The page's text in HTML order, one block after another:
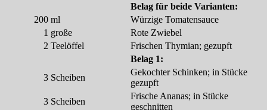
Belag für beide Varianten:
200 ml
Würzige Tomatensauce
1 große
Rote Zwiebel
2 Teelöffel
Frischen Thymian; gezupft
Belag 1:
3 Scheiben
Gekochter Schinken; in Stücke
gezupft
3 Scheiben
Frische Ananas; in Stücke
geschnitten